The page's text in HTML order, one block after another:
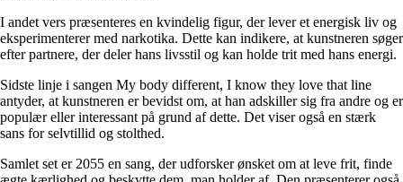
I andet vers præsenteres en kvindelig figur, der lever et energisk liv og
eksperimenterer med narkotika. Dette kan indikere, at kunstneren søger
efter partnere, der deler hans livsstil og kan holde trit med hans energi.
Sidste linje i sangen My body different, I know they love that line
antyder, at kunstneren er bevidst om, at han adskiller sig fra andre og er
populær eller interessant på grund af dette. Det viser også en stærk
sans for selvtillid og stolthed.
Samlet set er 2055 en sang, der udforsker ønsket om at leve frit, finde